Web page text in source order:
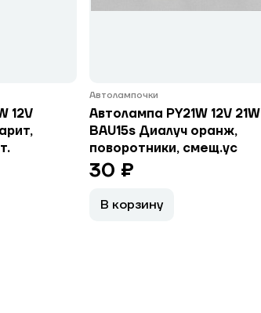
12V
Автолампочки
Автолампа PY21W 12V 21W
BAU15s Диалуч оранж,
поворотники, смещ.ус
30 ₽
В корзину